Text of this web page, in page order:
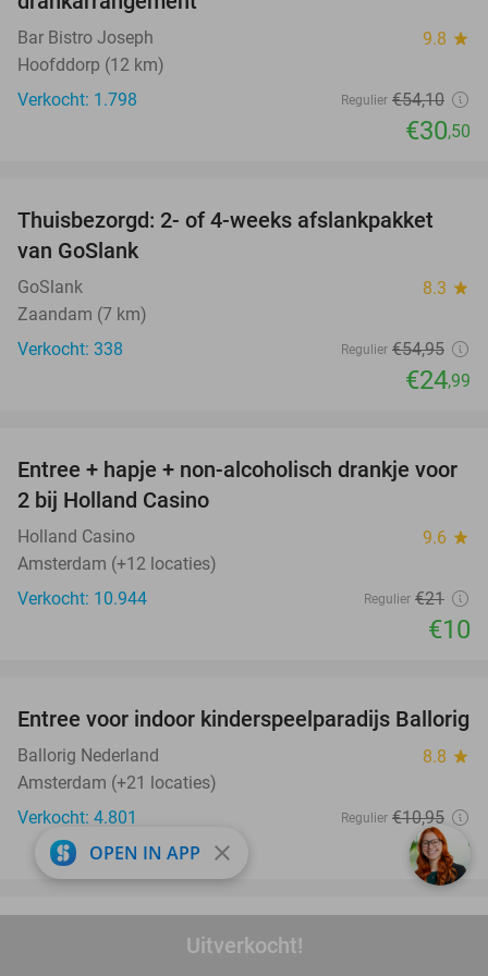
Uitverkocht!
Bar Bistro Joseph 9.8 star
Hoofddorp (12 km)
Verkocht: 1.798
Regulier €54,10
€30,50
55%
Thuisbezorgd: 2- of 4-weeks afslankpakket
van GoSlank
GoSlank 8.3 star
Zaandam (7 km)
Verkocht: 338
Regulier €54,95
€24,99
52%
Entree + hapje + non-alcoholisch drankje voor
2 bij Holland Casino
Holland Casino 9.6 star
Amsterdam (+12 locaties)
Verkocht: 10.944
Regulier €21
€10
32%
Entree voor indoor kinderspeelparadijs Ballorig
Ballorig Nederland 8.8 star
Amsterdam (+21 locaties)
Verkocht: 4.801
Regulier €10,95
€7,50
favorite_border
Argentijns 3-gangen keuzediner bij Formosa
OPEN IN APP close